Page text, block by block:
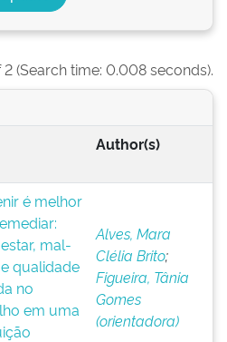
2 (Search time: 0.008 seconds).
Author(s)
é melhor
mal-
qualidade
no
em uma
Alves, Mara
Clélia Brito;
Figueira, Tânia
Gomes
(orientadora)